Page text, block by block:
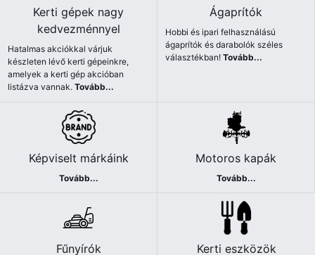
Kerti gépek nagy
kedvezménnyel
Hatalmas akciókkal várjuk
készleten lévő kerti gépeinkre,
amelyek a kerti gép akcióban
listázva vannak.Tovább...
Ágaprítók
Hobbi és ipari felhasználású
ágaprítók és darabolók széles
választékban!Tovább...
Képviselt márkáink
Tovább...
Motoros kapák
Tovább...
Fűnyírók Kerti eszközök